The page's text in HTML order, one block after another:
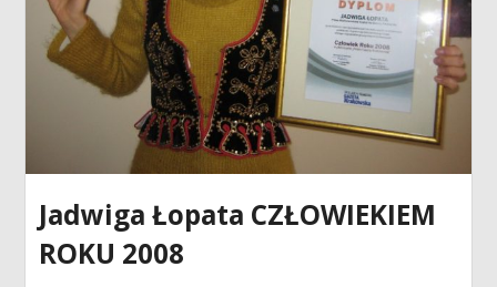
Jadwiga Łopata CZŁOWIEKIEM
ROKU 2008